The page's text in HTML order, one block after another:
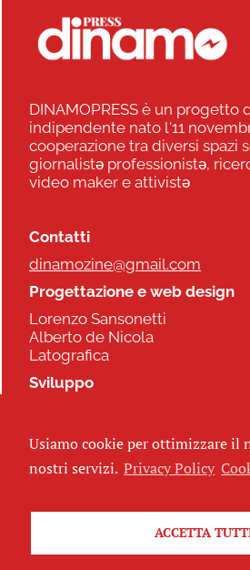
DINAMOPRESS è un progetto
indipendente nato l'11
cooperazione tra diversi spazi
giornalistə professionistə,
video maker e attivistə
Contatti
dinamozine@gmail.com
Progettazione e web design
Lorenzo Sansonetti
Alberto de Nicola
Latografica
Sviluppo
Seguici
Usiamo cookie per ottimizzare il
nostri servizi. Privacy Policy
ACCETTA